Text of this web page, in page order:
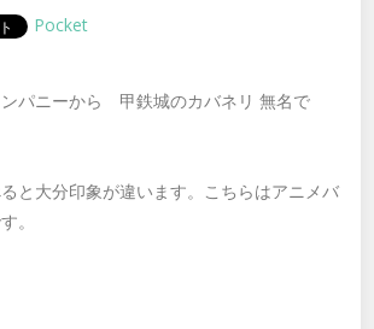
Pocket
パニーから 甲鉄城のカバネリ 無名で
と大分印象が違います。こちらはアニメバ
。